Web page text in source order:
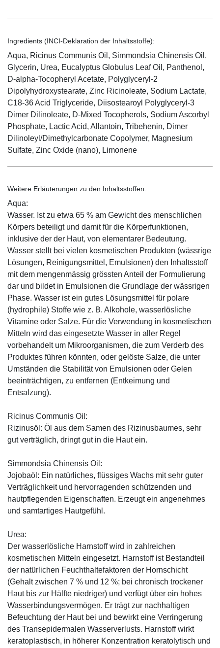
Ingredients (INCI-Deklaration der Inhaltsstoffe):
Aqua, Ricinus Communis Oil, Simmondsia Chinensis Oil,
Glycerin, Urea, Eucalyptus Globulus Leaf Oil, Panthenol,
D-alpha-Tocopheryl Acetate, Polyglyceryl-2
Dipolyhydroxystearate, Zinc Ricinoleate, Sodium Lactate,
C18-36 Acid Triglyceride, Diisostearoyl Polyglyceryl-3
Dimer Dilinoleate, D-Mixed Tocopherols, Sodium Ascorbyl
Phosphate, Lactic Acid, Allantoin, Tribehenin, Dimer
Dilinoleyl/Dimethylcarbonate Copolymer, Magnesium
Sulfate, Zinc Oxide (nano), Limonene
Weitere Erläuterungen zu den Inhaltsstoffen:
Aqua:
Wasser. Ist zu etwa 65 % am Gewicht des menschlichen
Körpers beteiligt und damit für die Körperfunktionen,
inklusive der der Haut, von elementarer Bedeutung.
Wasser stellt bei vielen kosmetischen Produkten (wässrige
Lösungen, Reinigungsmittel, Emulsionen) den Inhaltsstoff
mit dem mengenmässig grössten Anteil der Formulierung
dar und bildet in Emulsionen die Grundlage der wässrigen
Phase. Wasser ist ein gutes Lösungsmittel für polare
(hydrophile) Stoffe wie z. B. Alkohole, wasserlösliche
Vitamine oder Salze. Für die Verwendung in kosmetischen
Mitteln wird das eingesetzte Wasser in aller Regel
vorbehandelt um Mikroorganismen, die zum Verderb des
Produktes führen könnten, oder gelöste Salze, die unter
Umständen die Stabilität von Emulsionen oder Gelen
beeinträchtigen, zu entfernen (Entkeimung und
Entsalzung).
Ricinus Communis Oil:
Rizinusöl: Öl aus dem Samen des Rizinusbaumes, sehr
gut verträglich, dringt gut in die Haut ein.
Simmondsia Chinensis Oil:
Jojobaöl: Ein natürliches, flüssiges Wachs mit sehr guter
Verträglichkeit und hervorragenden schützenden und
hautpflegenden Eigenschaften. Erzeugt ein angenehmes
und samtartiges Hautgefühl.
Urea:
Der wasserlösliche Harnstoff wird in zahlreichen
kosmetischen Mitteln eingesetzt. Harnstoff ist Bestandteil
der natürlichen Feuchthaltefaktoren der Hornschicht
(Gehalt zwischen 7 % und 12 %; bei chronisch trockener
Haut bis zur Hälfte niedriger) und verfügt über ein hohes
Wasserbindungsvermögen. Er trägt zur nachhaltigen
Befeuchtung der Haut bei und bewirkt eine Verringerung
des Transepidermalen Wasserverlusts. Harnstoff wirkt
keratoplastisch, in höherer Konzentration keratolytisch und